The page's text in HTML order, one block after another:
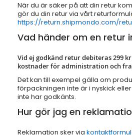
När du är säker på att din retur
gör du din retur via vårt
https://return.shipmondo.com/
Vad händer om en retur
Vid ej godkänd retur debiteras 299
kostnader för administration och
Det kan till exempel gälla om
förpackningen inte är i nyskick
inte har godkänts.
Hur gör jag en
Reklamation sker via